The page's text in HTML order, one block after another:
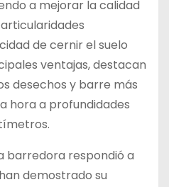
a mejorar la calidad
de cernir el suelo
ventajas, destacan
desechos y barre más
hora a profundidades
barredora respondió a
demostrado su